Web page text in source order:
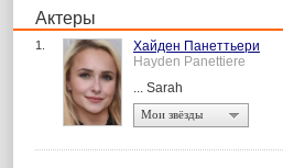
Актеры
1.
Хайден Панеттьери
Hayden Panettiere
... Sarah
Мои звёзды